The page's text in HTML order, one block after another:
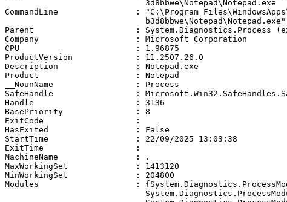
                             3d8bbwe\Notepad\Notepad.exe
CommandLine                : "C:\Program
                             b3d8bbwe\Notepad\Notepad.exe"
Parent                     : System.Diagnostics.Process
Company                    : Microsoft Corporation
CPU                        : 1.96875
ProductVersion             : 11.2507.26.0
Description                : Notepad.exe
Product                    : Notepad
__NounName                 : Process
SafeHandle                 :
Handle                     : 3136
BasePriority               : 8
ExitCode                   :
HasExited                  : False
StartTime                  : 22/09/2025 13:03:38
ExitTime                   :
MachineName                : .
MaxWorkingSet              : 1413120
MinWorkingSet              : 204800
Modules                    :